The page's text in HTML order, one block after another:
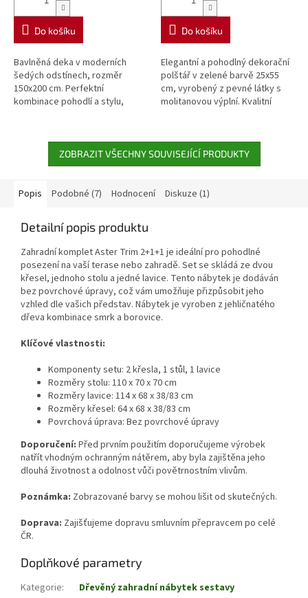
Do košíku
Bavlněná deka v moderních
šedých odstínech, rozměr
150x200 cm. Perfektní
kombinace pohodlí a stylu,
prvek do ložnice...
Do košíku
Elegantní a pohodlný dekorační
polštář v zelené barvě 25x55
cm, vyrobený z pevné látky s
molitanovou výplní. Kvalitní
ZOBRAZIT VŠECHNY SOUVISEJÍCÍ PRODUKTY
Popis Podobné (7) Hodnocení Diskuze (1)
Detailní popis produktu
Zahradní komplet Aster Trim 2+1+1 je ideální pro pohodlné
posezení na vaší terase nebo zahradě. Set se skládá ze dvou
křesel, jednoho stolu a jedné lavice. Tento nábytek je dodáván
bez povrchové úpravy, což vám umožňuje přizpůsobit jeho
vzhled dle vašich představ. Nábytek je vyroben z jehličnatého
dřeva kombinace smrk a borovice.
Klíčové vlastnosti:
Komponenty setu: 2 křesla, 1 stůl, 1 lavice
Rozměry stolu: 110 x 70 x 70 cm
Rozměry lavice: 114 x 68 x 38/83 cm
Rozměry křesel: 64 x 68 x 38/83 cm
Povrchová úprava: Bez povrchové úpravy
Doporučení: Před prvním použitím doporučujeme výrobek
natřít vhodným ochranným nátěrem, aby byla zajištěna jeho
dlouhá životnost a odolnost vůči povětrnostním vlivům.
Poznámka: Zobrazované barvy se mohou lišit od skutečných.
Doprava: Zajišťujeme dopravu smluvním přepravcem po celé
ČR.
Doplňkové parametry
Kategorie:
Dřevěný zahradní nábytek sestavy